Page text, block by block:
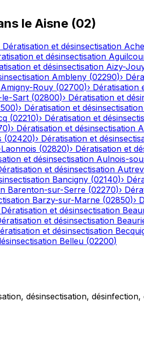
le Aisne (02)
Dératisation et désinsectisation
et désinsectisation
et désinsectisation Aizy-
Ambleny (02290)›
Amigny-Rouy (02700)› Dératisation
Sart (02800)› Dératisation et
)› Dératisation et désinsectisation
(02210)› Dératisation et
)› Dératisation et désinsectisation
(02420)› Dératisation et
(02820)› Dératisation et
et désinsectisation Aulnois-
et désinsectisation
Bancigny (02140)›
Barenton-sur-Serre (02270)›
Barzy-sur-Marne (02850)›
Dératisation et désinsectisation
et désinsectisation
et désinsectisation
Belleu (02200)
désinsectisation,